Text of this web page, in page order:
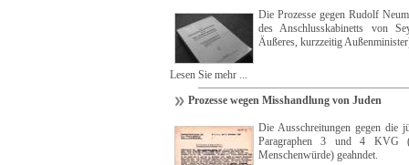
Die Prozesse gegen Rudolf
des Anschlusskabinetts von
Äußeres, kurzzeitig
Lesen Sie mehr ...
Prozesse wegen Misshandlung von Juden
Die Ausschreitungen gegen die
Paragraphen 3 und 4 KVG
Menschenwürde) geahndet.